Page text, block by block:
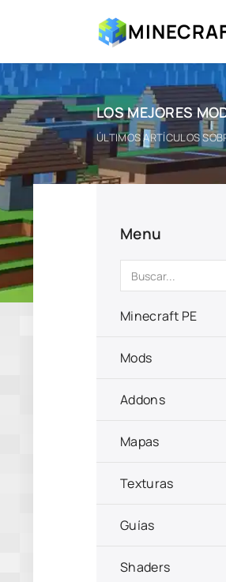
LOS MEJORES
ÚLTIMOS ARTÍCULOS
Menu
Minecraft PE
Mods
Addons
Mapas
Texturas
Guías
Shaders